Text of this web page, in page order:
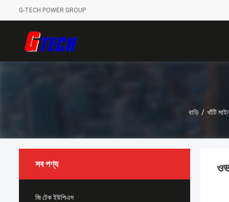
G-TECH POWER GROUP
বাড়ি / খাঁটি
সব পণ্য
জি টেক ইউপিএস